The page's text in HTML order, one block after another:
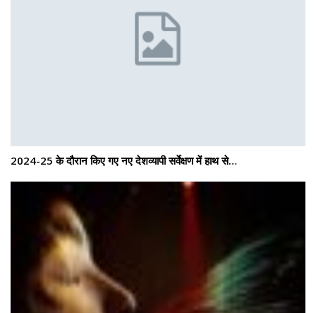
2024-25 के दौरान किए गए नए देशव्यापी सर्वेक्षण में हाथ से…